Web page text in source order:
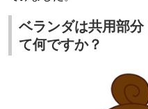
ベランダは共用部
て何ですか？